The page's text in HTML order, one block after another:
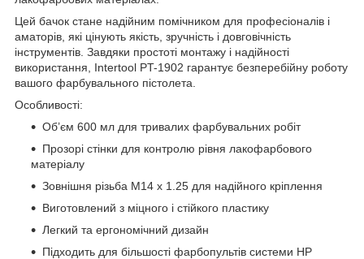
Цей бачок стане надійним помічником для професіоналів і
аматорів, які цінують якість, зручність і довговічність
інструментів. Завдяки простоті монтажу і надійності
використання, Intertool PT-1902 гарантує безперебійну роботу
вашого фарбувального пістолета.
Особливості:
Об’єм 600 мл для тривалих фарбувальних робіт
Прозорі стінки для контролю рівня лакофарбового
матеріалу
Зовнішня різьба М14 x 1.25 для надійного кріплення
Виготовлений з міцного і стійкого пластику
Легкий та ергономічний дизайн
Підходить для більшості фарбопультів системи HP